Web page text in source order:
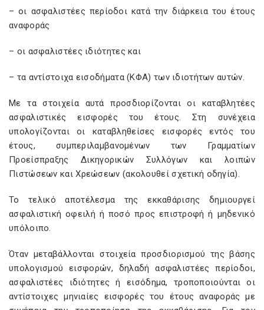
– οι ασφαλιστέες περίοδοι κατά την διάρκεια του έτους
αναφοράς
– οι ασφαλιστέες ιδιότητες και
– τα αντίστοιχα εισοδήματα (ΚΦΑ) των ιδιοτήτων αυτών.
Με τα στοιχεία αυτά προσδιορίζονται οι καταβλητέες
ασφαλιστικές εισφορές του έτους. Στη συνέχεια
υπολογίζονται οι καταβληθείσες εισφορές εντός του
έτους, συμπεριλαμβανομένων των Γραμματίων
Προείσπραξης Δικηγορικών Συλλόγων και λοιπών
Πιστώσεων και Χρεώσεων (ακολουθεί σχετική οδηγία).
Το τελικό αποτέλεσμα της εκκαθάρισης δημιουργεί
ασφαλιστική οφειλή ή ποσό προς επιστροφή ή μηδενικό
υπόλοιπο.
Όταν μεταβάλλονται στοιχεία προσδιορισμού της βάσης
υπολογισμού εισφορών, δηλαδή ασφαλιστέες περίοδοι,
ασφαλιστέες ιδιότητες ή εισόδημα, τροποποιούνται οι
αντίστοιχες μηνιαίες εισφορές του έτους αναφοράς με